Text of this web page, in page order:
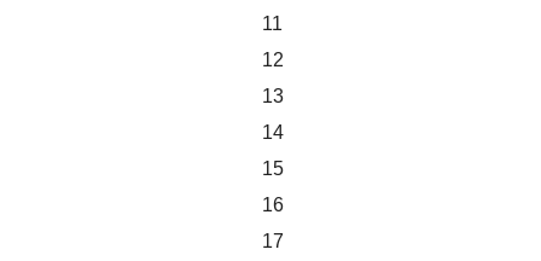
11
12
13
14
15
16
17